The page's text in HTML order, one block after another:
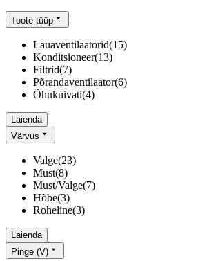
Toote tüüp
Lauaventilaatorid(15)
Konditsioneer(13)
Filtrid(7)
Põrandaventilaator(6)
Õhukuivati(4)
Laienda
Värvus
Valge(23)
Must(8)
Must/Valge(7)
Hõbe(3)
Roheline(3)
Laienda
Pinge (V)